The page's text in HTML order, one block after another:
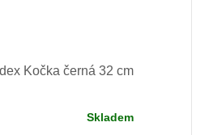
Kočka černá 32 cm
Skladem